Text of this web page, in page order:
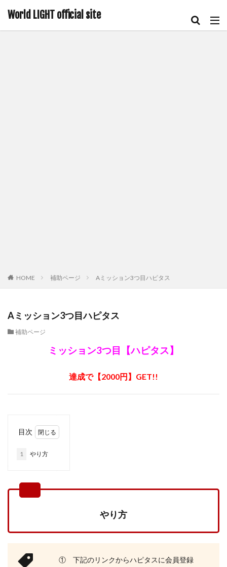
World LIGHT official site
HOME 補助ページ Aミッション3つ目ハピタス
Aミッション3つ目ハピタス
補助ページ
ミッション3つ目【ハピタス 】
達成で【2000円】GET!!
目次
1 やり方
やり方
① 下記のリンクからハピタスに会員登録